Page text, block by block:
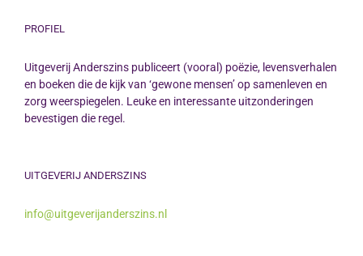
PROFIEL
Uitgeverij Anderszins publiceert (vooral) poëzie, levensverhalen
en boeken die de kijk van ‘gewone mensen’ op samenleven en
zorg weerspiegelen. Leuke en interessante uitzonderingen
bevestigen die regel.
UITGEVERIJ ANDERSZINS
info@uitgeverijanderszins.nl